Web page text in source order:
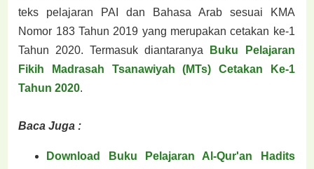
teks pelajaran PAI dan Bahasa Arab sesuai KMA
Nomor 183 Tahun 2019 yang merupakan cetakan ke-1
Tahun 2020. Termasuk diantaranya
Buku Pelajaran
Fikih Madrasah Tsanawiyah (MTs) Cetakan Ke-1
Tahun 2020.
Baca Juga :
Download Buku Pelajaran Al-Qur'an Hadits